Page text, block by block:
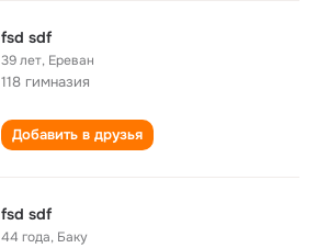
fsd sdf
39 лет, Ереван
118 гимназия
Добавить в друзья
fsd sdf
44 года, Баку